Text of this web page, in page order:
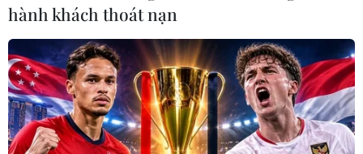
hành khách thoát nạn